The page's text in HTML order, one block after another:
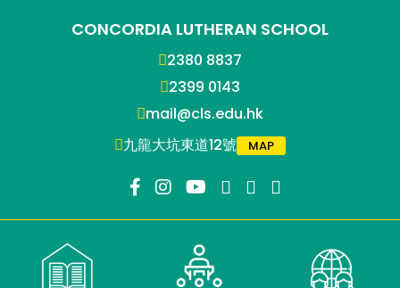
CONCORDIA LUTHERAN SCHOOL
2380 8837
2399 0143
mail@cls.edu.hk
九龍大坑東道12號
MAP